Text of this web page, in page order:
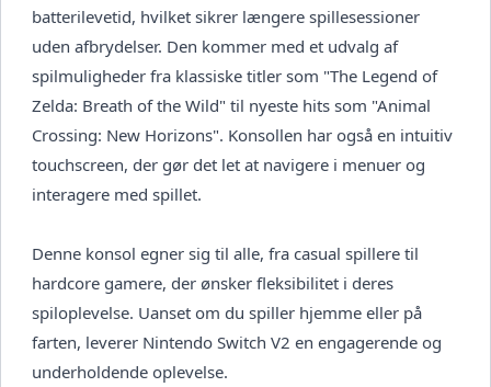
batterilevetid, hvilket sikrer længere spillesessioner
uden afbrydelser. Den kommer med et udvalg af
spilmuligheder fra klassiske titler som "The Legend of
Zelda: Breath of the Wild" til nyeste hits som "Animal
Crossing: New Horizons". Konsollen har også en intuitiv
touchscreen, der gør det let at navigere i menuer og
interagere med spillet.
Denne konsol egner sig til alle, fra casual spillere til
hardcore gamere, der ønsker fleksibilitet i deres
spiloplevelse. Uanset om du spiller hjemme eller på
farten, leverer Nintendo Switch V2 en engagerende og
underholdende oplevelse.